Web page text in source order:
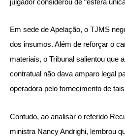
julgador considerou de “esfera
Em sede de Apelação, o TJMS
dos insumos. Além de reforçar o
materiais, o Tribunal salientou que
contratual não dava amparo legal
operadora pelo fornecimento de
Contudo, ao analisar o referido
ministra Nancy Andrighi, lembrou